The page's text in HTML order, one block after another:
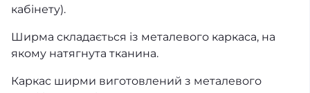
кабінету).
Ширма складається із металевого каркаса, на
якому натягнута тканина.
Каркас ширми виготовлений з металевого